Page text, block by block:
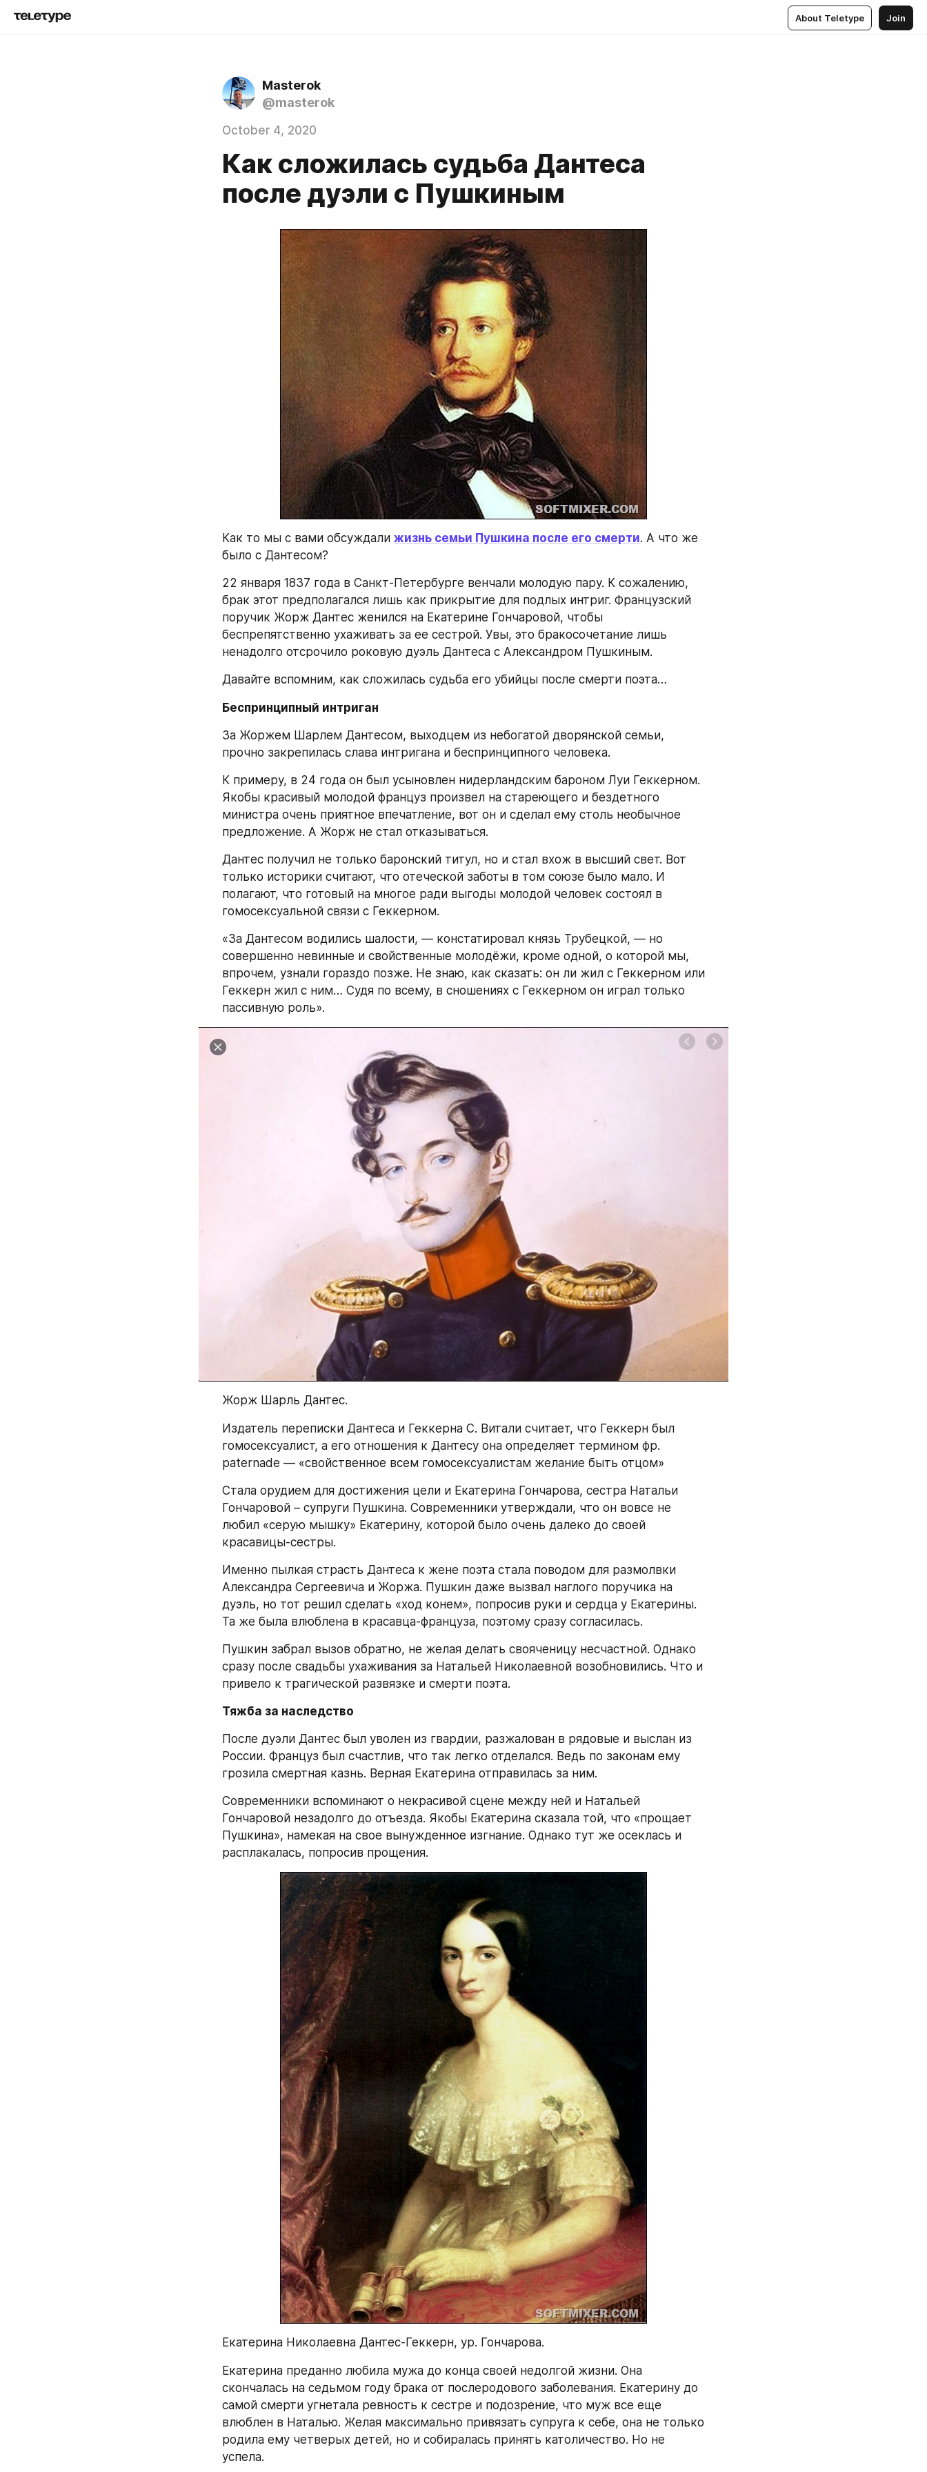
About Teletype Join
Masterok
@masterok
October 4, 2020
Как сложилась судьба Дантеса
после дуэли с Пушкиным
Как то мы с вами обсуждали жизнь семьи Пушкина после его смерти. А что же
было с Дантесом?
22 января 1837 года в Санкт-Петербурге венчали молодую пару. К сожалению,
брак этот предполагался лишь как прикрытие для подлых интриг. Французский
поручик Жорж Дантес женился на Екатерине Гончаровой, чтобы
беспрепятственно ухаживать за ее сестрой. Увы, это бракосочетание лишь
ненадолго отсрочило роковую дуэль Дантеса с Александром Пушкиным.
Давайте вспомним, как сложилась судьба его убийцы после смерти поэта…
Беспринципный интриган
За Жоржем Шарлем Дантесом, выходцем из небогатой дворянской семьи,
прочно закрепилась слава интригана и беспринципного человека.
К примеру, в 24 года он был усыновлен нидерландским бароном Луи Геккерном.
Якобы красивый молодой француз произвел на стареющего и бездетного
министра очень приятное впечатление, вот он и сделал ему столь необычное
предложение. А Жорж не стал отказываться.
Дантес получил не только баронский титул, но и стал вхож в высший свет. Вот
только историки считают, что отеческой заботы в том союзе было мало. И
полагают, что готовый на многое ради выгоды молодой человек состоял в
гомосексуальной связи с Геккерном.
«За Дантесом водились шалости, — констатировал князь Трубецкой, — но
совершенно невинные и свойственные молодёжи, кроме одной, о которой мы,
впрочем, узнали гораздо позже. Не знаю, как сказать: он ли жил с Геккерном или
Геккерн жил с ним… Судя по всему, в сношениях с Геккерном он играл только
пассивную роль».
Жорж Шарль Дантес.
Издатель переписки Дантеса и Геккерна С. Витали считает, что Геккерн был
гомосексуалист, а его отношения к Дантесу она определяет термином фр.
paternade — «свойственное всем гомосексуалистам желание быть отцом»
Стала орудием для достижения цели и Екатерина Гончарова, сестра Натальи
Гончаровой – супруги Пушкина. Современники утверждали, что он вовсе не
любил «серую мышку» Екатерину, которой было очень далеко до своей
красавицы-сестры.
Именно пылкая страсть Дантеса к жене поэта стала поводом для размолвки
Александра Сергеевича и Жоржа. Пушкин даже вызвал наглого поручика на
дуэль, но тот решил сделать «ход конем», попросив руки и сердца у Екатерины.
Та же была влюблена в красавца-француза, поэтому сразу согласилась.
Пушкин забрал вызов обратно, не желая делать свояченицу несчастной. Однако
сразу после свадьбы ухаживания за Натальей Николаевной возобновились. Что и
привело к трагической развязке и смерти поэта.
Тяжба за наследство
После дуэли Дантес был уволен из гвардии, разжалован в рядовые и выслан из
России. Француз был счастлив, что так легко отделался. Ведь по законам ему
грозила смертная казнь. Верная Екатерина отправилась за ним.
Современники вспоминают о некрасивой сцене между ней и Натальей
Гончаровой незадолго до отъезда. Якобы Екатерина сказала той, что «прощает
Пушкина», намекая на свое вынужденное изгнание. Однако тут же осеклась и
расплакалась, попросив прощения.
Екатерина Николаевна Дантес-Геккерн, ур. Гончарова.
Екатерина преданно любила мужа до конца своей недолгой жизни. Она
скончалась на седьмом году брака от послеродового заболевания. Екатерину до
самой смерти угнетала ревность к сестре и подозрение, что муж все еще
влюблен в Наталью. Желая максимально привязать супруга к себе, она не только
родила ему четверых детей, но и собиралась принять католичество. Но не
успела.